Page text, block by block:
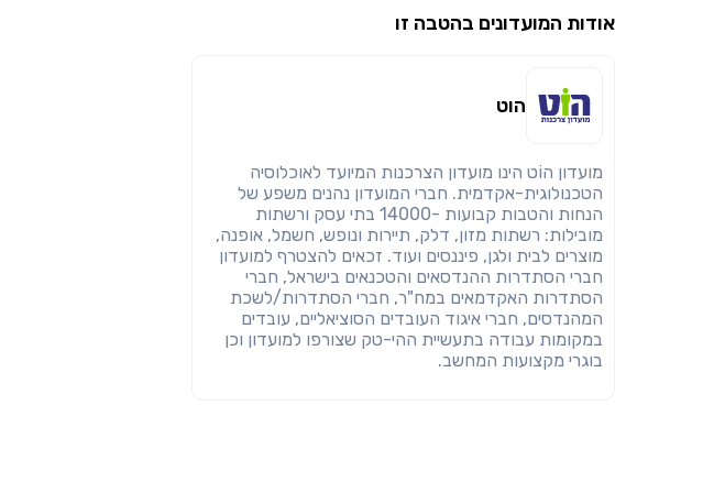
אודות המועדונים בהטבה זו
הוט
מועדון הוֹט הינו מועדון הצרכנות המיועד לאוכלוסיה
הטכנולוגית-אקדמית. חברי המועדון נהנים משפע של
הנחות והטבות קבועות -14000 בתי עסק ורשתות
מובילות: רשתות מזון, דלק, תיירות ונופש, חשמל, אופנה,
מוצרים לבית ולגן, פיננסים ועוד. זכאים להצטרף למועדון
חברי הסתדרות ההנדסאים והטכנאים בישראל, חברי
הסתדרות האקדמאים במח"ר, חברי הסתדרות/לשכת
המהנדסים, חברי איגוד העובדים הסוציאליים, עובדים
במקומות עבודה בתעשיית ההי-טק שצורפו למועדון וכן
בוגרי מקצועות המחשב.